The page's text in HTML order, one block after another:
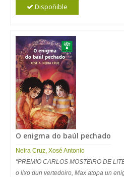
Dispoñible
O enigma do baúl pechado
Neira Cruz, Xosé Antonio
"PREMIO CARLOS MOSTEIRO DE
o lixo dun vertedoiro, Max atopa un